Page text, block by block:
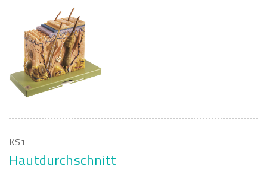
KS1
Hautdurchschnitt